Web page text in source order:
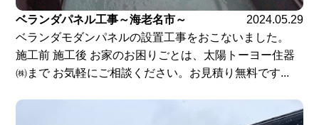
ベランダパネル工事～海老名市～
2024.05.29
ベランダモダンパネルの設置工事をおこないました。
施工前 施工後 お家のお困りごとは、太陽トーヨー住器
㈱まで お気軽にご相談ください。お見積り無料です...